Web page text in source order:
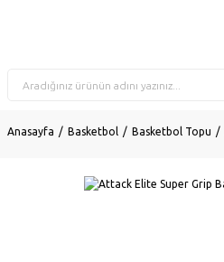
Anasayfa Basketbol Basketbol Topu